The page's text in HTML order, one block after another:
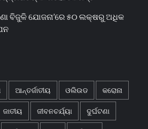
ବିଜୁଳି ଯୋଜନା’ରେ ୫୦ ଲକ୍ଷରୁ ଅଧିକ
ଆନ୍ତର୍ଜାତୀୟ ଓଲିଉଡ କରୋନା
ଜାତୀୟ ଜୀବନଚର୍ଯ୍ୟା ଦୁର୍ଘଟଣା